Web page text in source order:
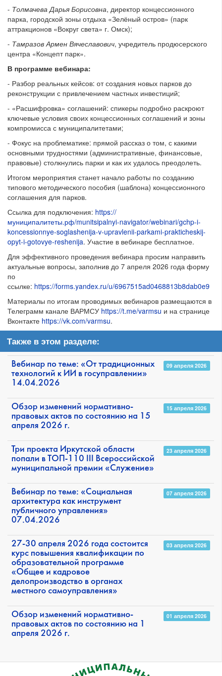
- Толмачева Дарья Борисовна, директор концессионного
парка, городской зоны отдыха «Зелёный остров» (парк
аттракционов «Вокруг света» г. Омск);
- Тамразов Армен Вячеславович, учредитель продюсерского
центра «Концепт парк».
В программе вебинара:
- Разбор реальных кейсов: от создания новых парков до
реконструкции с привлечением частных инвестиций;
- «Расшифровка» соглашений: спикеры подробно раскроют
ключевые условия своих концессионных соглашений и зоны
компромисса с муниципалитетами;
- Фокус на проблематике: прямой рассказ о том, с какими
основными трудностями (административные, финансовые,
правовые) столкнулись парки и как их удалось преодолеть.
Итогом мероприятия станет начало работы по созданию
типового методического пособия (шаблона) концессионного
соглашения для парков.
Ссылка для подключения: https://
муниципалитеты.рф/munitsipalnyi-navigator/webinari/gchp-i-
koncessionnye-soglashenija-v-upravlenii-parkami-prakticheskij-
opyt-i-gotovye-reshenija. Участие в вебинаре бесплатное.
Для эффективного проведения вебинара просим направить
актуальные вопросы, заполнив до 7 апреля 2026 года форму
по
ссылке: https://forms.yandex.ru/u/6967515ad0468813b8dab0e9
Материалы по итогам проводимых вебинаров размещаются в
Телеграмм канале ВАРМСУ https://t.me/varmsu и на странице
Вконтакте https://vk.com/varmsu.
Также в этом разделе:
Вебинар по теме: «От традиционных
технологий к ИИ в госуправлении»
14.04.2026
09 апреля 2026
Обзор изменений нормативно-
правовых актов по состоянию на 15
апреля 2026 г.
15 апреля 2026
Три проекта Иркутской области
попали в ТОП-110 III Всероссийской
муниципальной премии «Служение»
23 апреля 2026
Вебинар по теме: «Социальная
архитектура как инструмент
публичного управления»
07.04.2026
07 апреля 2026
27-30 апреля 2026 года состоится
курс повышения квалификации по
образовательной программе
«Общее и кадровое
делопроизводство в органах
местного самоуправления»
03 апреля 2026
Обзор изменений нормативно-
правовых актов по состоянию на 1
апреля 2026 г.
01 апреля 2026